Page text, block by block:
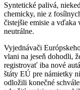
Syntetické palivá,
chemicky, nie z
čistejšie emisie a
neutrálne.
Vyjednávači
vlani na jeseň dohodli,
registrovať iba nové
štáty EÚ pre námietky
odložili konečné